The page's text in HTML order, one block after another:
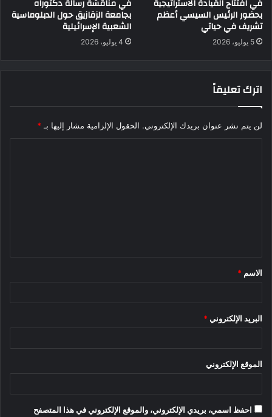
في افتتاح القيادة الاستراتيجية
بحضور الرئيس السيسي أعظم
تشريف في حياتي
5 يوليو، 2026
في مناقشة رسالة دكتوراه
بجامعة الزقازيق حول الدبلوماسية
الشعبية الإسرائيلية
4 يوليو، 2026
اترك تعليقاً
لن يتم نشر عنوان بريدك الإلكتروني. الحقول الإلزامية مشار إليها بـ *
*
الاسم *
البريد الإلكتروني *
الموقع الإلكتروني
احفظ اسمي، بريدي الإلكتروني، والموقع الإلكتروني في هذا المتصفح